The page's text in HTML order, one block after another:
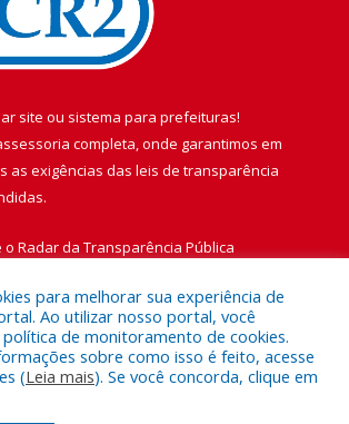
site ou sistema para prefeituras!
completa, onde garantimos em
as exigências das leis de transparência
o Radar da Transparência Pública
a Prefeitura Municipal de Vigia de
Nazaré.
para melhorar sua experiência de
Ao utilizar nosso portal, você
de monitoramento de cookies.
sobre como isso é feito, acesse
(Leia mais). Se você concorda, clique em